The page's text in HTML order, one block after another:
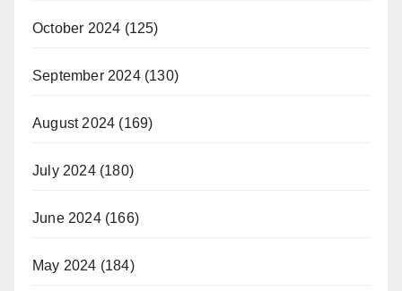
October 2024 (125)
September 2024(130)
August 2024 (169)
July 2024(180)
June 2024(166)
May 2024 (184)